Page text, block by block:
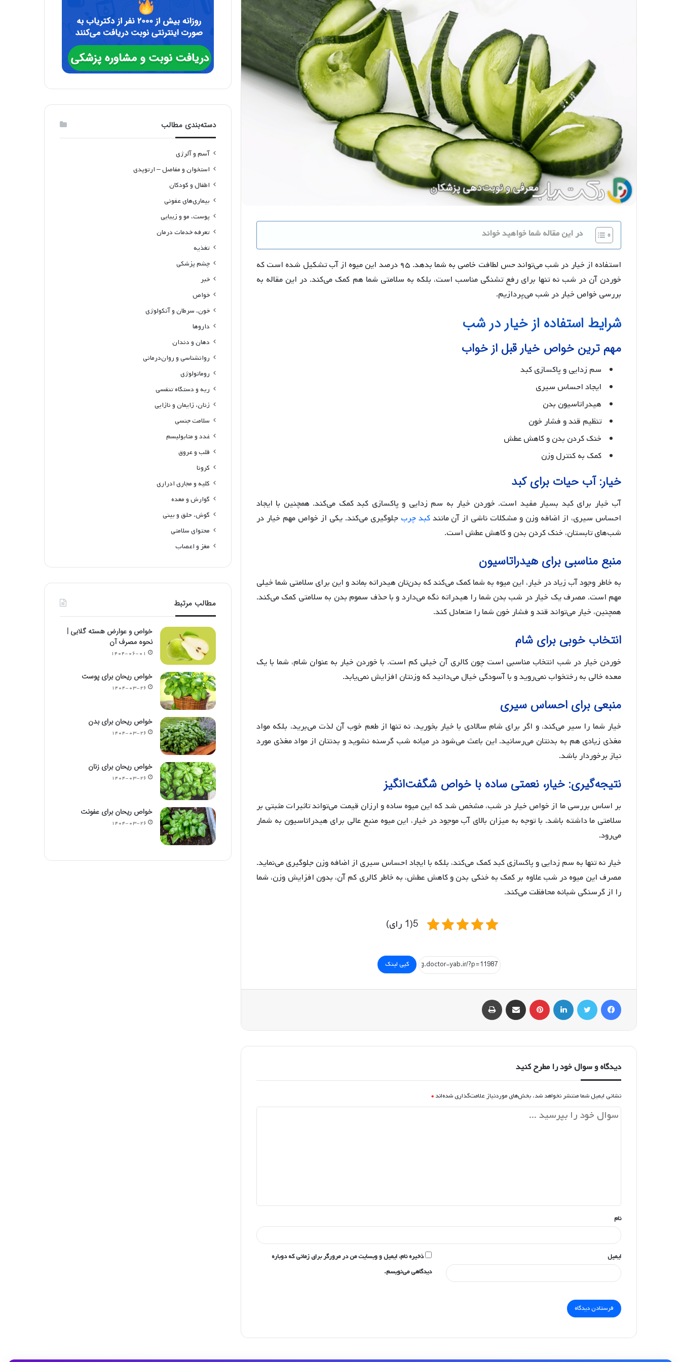
در این مقاله شما خواهید خواند
استفاده از خیار در شب می‌تواند حس لطافت خاصی به شما بدهد. ۹۵ درصد این میوه از آب تشکیل شده است که
خوردن آن در شب نه تنها برای رفع تشنگی مناسب است، بلکه به سلامتی شما هم کمک می‌کند. در این مقاله به
بررسی خواص خیار در شب می‌پردازیم.
شرایط استفاده از خیار در شب
مهم ترین خواص خیار قبل از خواب
سم زدایی و پاکسازی کبد
ایجاد احساس سیری
هیدراتاسیون بدن
تنظیم قند و فشار خون
خنک کردن بدن و کاهش عطش
کمک به کنترل وزن
خیار: آب حیات برای کبد
آب خیار برای کبد بسیار مفید است. خوردن خیار به سم زدایی و پاکسازی کبد کمک می‌کند. همچنین با ایجاد
احساس سیری، از اضافه وزن و مشکلات ناشی از آن مانندکبد چرب جلوگیری می‌کند. یکی از خواص مهم خیار در
شب‌های تابستان، خنک کردن بدن و کاهش عطش است.
منبع مناسبی برای هیدراتاسیون
به خاطر وجود آب زیاد در خیار، این میوه به شما کمک می‌کند که بدن‌تان هیدراته بماند و این برای سلامتی شما خیلی
مهم است. مصرف یک خیار در شب بدن شما را هیدراته نگه می‌دارد و با حذف سموم بدن به سلامتی کمک می‌کند.
همچنین، خیار می‌تواند قند و فشار خون شما را متعادل کند.
انتخاب خوبی برای شام
خوردن خیار در شب انتخاب مناسبی است چون کالری آن خیلی کم است. با خوردن خیار به عنوان شام، شما با یک
معده خالی به رختخواب نمی‌روید و با آسودگی خیال می‌دانید که وزنتان افزایش نمی‌یابد.
منبعی برای احساس سیری
خیار شما را سیر می‌کند، و اگر برای شام سالادی با خیار بخورید، نه تنها از طعم خوب آن لذت می‌برید، بلکه مواد
مغذی زیادی هم به بدنتان می‌رسانید. این باعث می‌شود در میانه شب گرسنه نشوید و بدنتان از مواد مغذی مورد
نیاز برخوردار باشد.
نتیجه‌گیری: خیار، نعمتی ساده با خواص شگفت‌انگیز
بر اساس بررسی ما از خواص خیار در شب، مشخص شد که این میوه ساده و ارزان قیمت می‌تواند تاثیرات مثبتی بر
سلامتی ما داشته باشد. با توجه به میزان بالای آب موجود در خیار، این میوه منبع عالی برای هیدراتاسیون به شمار
می‌رود.
خیار نه تنها به سم زدایی و پاکسازی کبد کمک می‌کند، بلکه با ایجاد احساس سیری از اضافه وزن جلوگیری می‌نماید.
مصرف این میوه در شب علاوه بر کمک به خنکی بدن و کاهش عطش، به خاطر کالری کم آن، بدون افزایش وزن، شما
را از گرسنگی شبانه محافظت می‌کند.
5(1 رای)
کپی لینک
فیسبوک توییتر لینکداین پینتریست اشتراک گذاری با ایمیل
دیدگاه و سوال خود را مطرح کنید
نشانی ایمیل شما منتشر نخواهد شد. بخش‌های موردنیاز علامت‌گذاری شده‌اند *
*
نام
ایمیل
ذخیره نام، ایمیل و وبسایت من در مرورگر برای زمانی که دوباره
دیدگاهی می‌نویسم.
دسته‌بندی مطالب
آسم و آلرژی
استخوان و مفاصل – ارتوپدی
اطفال و کودکان
بیماری‌های عفونی
پوست، مو و زیبایی
تعرفه خدمات درمان
تغذیه
چشم پزشکی
خبر
خواص
خون، سرطان و آنکولوژی
داروها
دهان و دندان
روانشناسی و روان‌درمانی
روماتولوژی
ریه و دستگاه تنفسی
زنان، زایمان و نازایی
سلامت جنسی
غدد و متابولیسم
قلب و عروق
کرونا
کلیه و مجاری ادراری
گوارش و معده
گوش، حلق و بینی
محتوای سلامتی
مغز و اعصاب
مطالب مرتبط
خواص و عوارض هسته گلابی |
نحوه مصرف آن
۱۴۰۴-۰۶-۰۱
خواص ریحان برای پوست
۱۴۰۴-۰۳-۲۶
خواص ریحان برای بدن
۱۴۰۴-۰۳-۲۶
خواص ریحان برای زنان
۱۴۰۴-۰۳-۲۶
خواص ریحان برای عفونت
۱۴۰۴-۰۳-۲۶